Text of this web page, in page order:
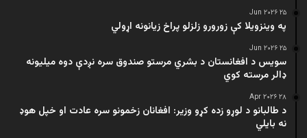
۲۵ Jun ۲۰۲۶
په وینزویلا کې زورورو زلزلو پراخ زیانونه اړولي
۲۵ Jun ۲۰۲۶
سویس د افغانستان د بشري مرستو صندوق سره نږدې دوه میلیونه
ډالر مرسته کوي
۲۸ Apr ۲۰۲۶
د طالبانو د لوړو زده کړو وزیر: افغانان زخمونو سره عادت او خپل هوډ
نه بایلي